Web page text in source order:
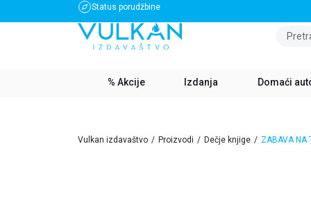
Status porudžbine
BESPLATNA DOSTAVA ZA IZNOS PREKO 3500 RSD
% Akcije Izdanja Domaći
Vulkan izdavaštvo Proizvodi Dečje knjige ZABAVA NA